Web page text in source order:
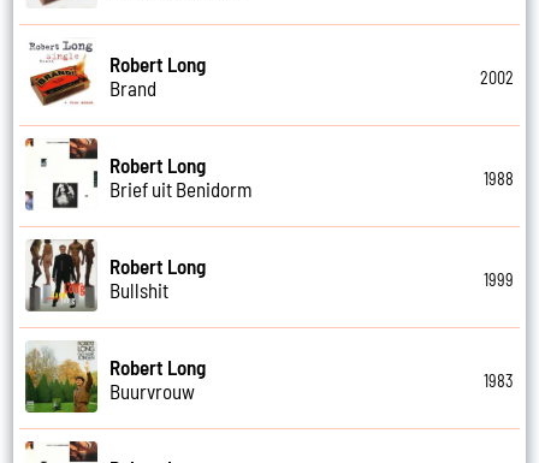
Robert Long
Brand
2002
Robert Long
Brief uit Benidorm
1988
Robert Long
Bullshit
1999
Robert Long
Buurvrouw
1983